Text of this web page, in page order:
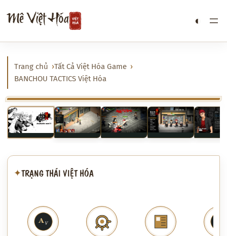
đến
nội
dung
Mê Việt Hóa ◐
Trang chủ
Tất Cả Việt Hóa Game
BANCHOU TACTICS Việt Hóa
‹ ›
✦TRẠNG THÁI VIỆT HÓA